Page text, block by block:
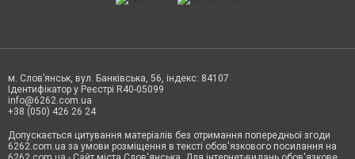
м. Слов’янськ, вул. Банківська, 56, індекс: 84107
Ідентифікатор у Реєстрі R40-05099
info@6262.com.ua
+38 (050) 426 26 24
Допускається цитування матеріалів без отримання попередньої згоди
6262.com.ua за умови розміщення в тексті обов'язкового посилання на